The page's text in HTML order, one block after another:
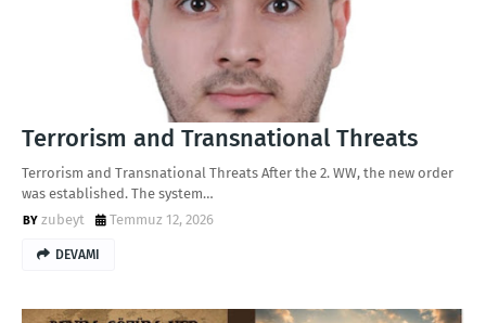
Terrorism and Transnational Threats
Terrorism and Transnational Threats After the 2. WW, the new order
was established. The system…
zubeyt
Temmuz 12, 2026
DEVAMI